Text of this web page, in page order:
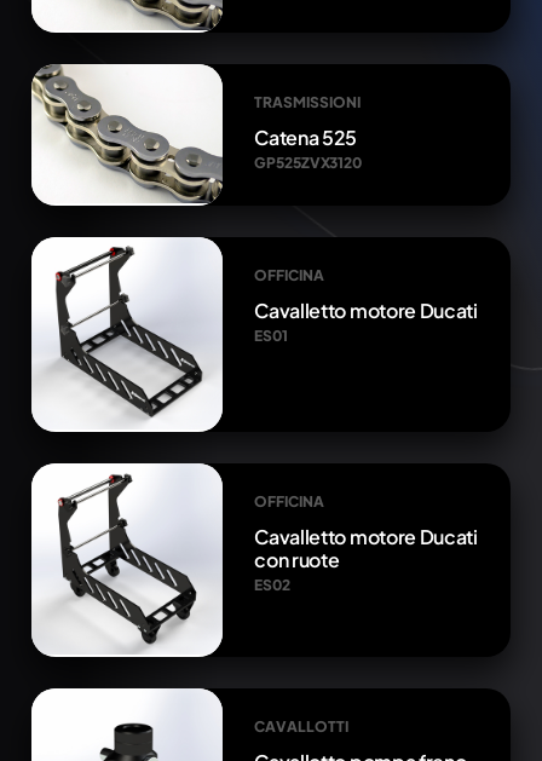
TRASMISSIONI
Catena 525
GP525ZVX3120
OFFICINA
Cavalletto motore Ducati
ES01
OFFICINA
Cavalletto motore Ducati
con ruote
ES02
CAVALLOTTI